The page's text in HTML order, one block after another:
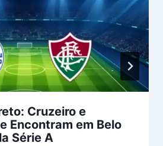
Cruzeiro e
Encontram em Belo
Série A